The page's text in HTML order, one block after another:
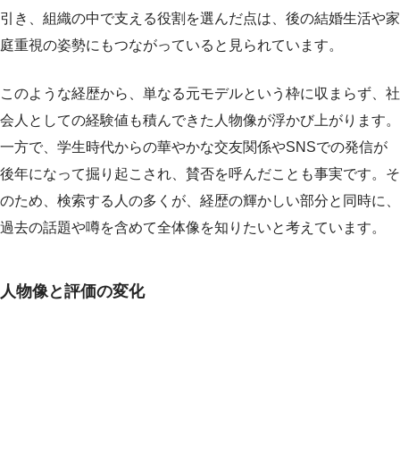
引き、組織の中で支える役割を選んだ点は、後の結婚生活や家
庭重視の姿勢にもつながっていると見られています。
このような経歴から、単なる元モデルという枠に収まらず、社
会人としての経験値も積んできた人物像が浮かび上がります。
一方で、学生時代からの華やかな交友関係やSNSでの発信が
後年になって掘り起こされ、賛否を呼んだことも事実です。そ
のため、検索する人の多くが、経歴の輝かしい部分と同時に、
過去の話題や噂を含めて全体像を知りたいと考えています。
人物像と評価の変化